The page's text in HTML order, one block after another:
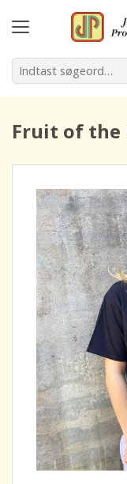
Fruit of the